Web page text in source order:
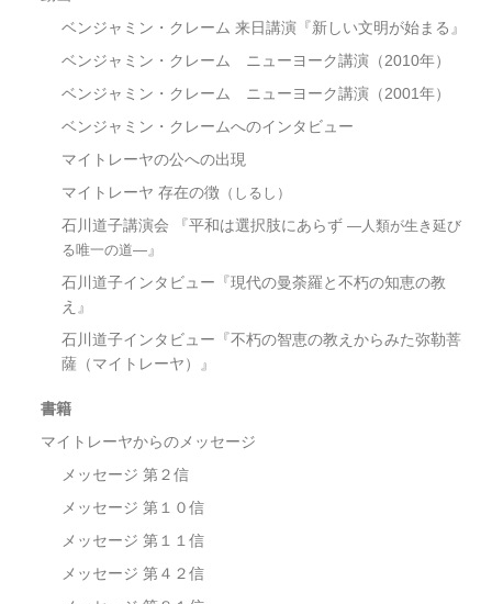
ベンジャミン・クレーム 来日講演『新しい文明が始まる』
ベンジャミン・クレーム ニューヨーク講演（2010年）
ベンジャミン・クレーム ニューヨーク講演（2001年）
ベンジャミン・クレームへのインタビュー
マイトレーヤの公への出現
マイトレーヤ 存在の徴 （しるし）
石川道子講演会 『平和は選択肢にあらず ―人類が生き延び
る唯一の道― 』
石川道子インタビュー『現代の曼荼羅と不朽の知恵の教
え』
石川道子インタビュー『不朽の智恵の教えからみた弥勒菩
薩（マイトレーヤ）』
書籍
マイトレーヤからのメッセージ
メッセージ 第２信
メッセージ 第１０信
メッセージ 第１１信
メッセージ 第４２信